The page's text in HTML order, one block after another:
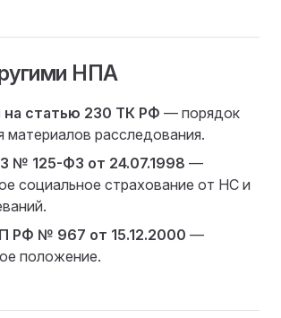
НПА
на статью 230 ТК РФ — порядок
материалов расследования.
№ 125-ФЗ от 24.07.1998 —
социальное страхование от НС и
РФ № 967 от 15.12.2000 —
положение.